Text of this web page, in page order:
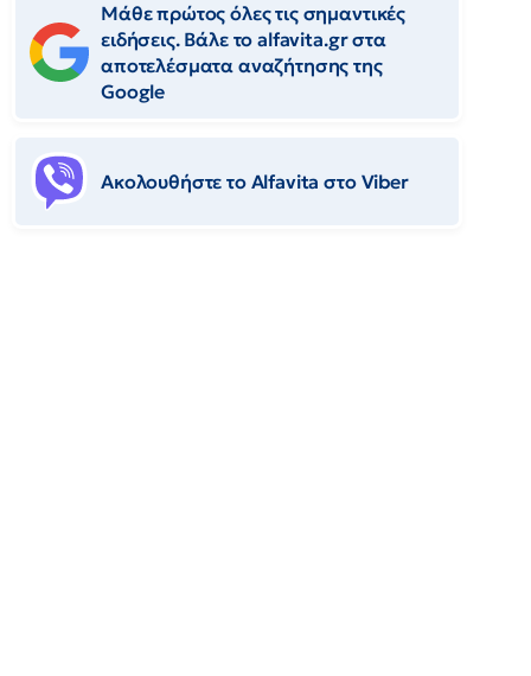
Μάθε πρώτος όλες τις σημαντικές
ειδήσεις. Βάλε το alfavita.gr στα
αποτελέσματα αναζήτησης της
Google
Ακολουθήστε το Αlfavita στο Viber